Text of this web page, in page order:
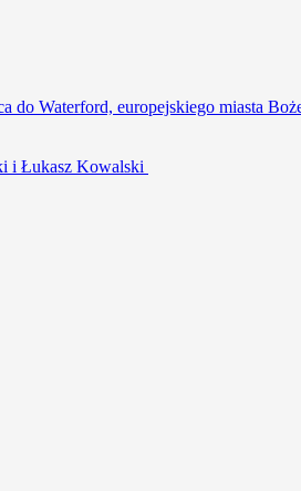
Waterford, europejskiego miasta
i Łukasz Kowalski